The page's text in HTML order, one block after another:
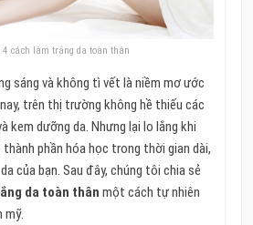
4 cách làm trắng da toàn thân
sáng và không tì vết là niềm mơ ước
trên thị trường không hề thiếu các
kem dưỡng da. Nhưng lại lo lắng khi
phần hóa học trong thời gian dài,
của bạn. Sau đây, chúng tôi chia sẻ
da toàn thân một cách tự nhiên
mỹ.